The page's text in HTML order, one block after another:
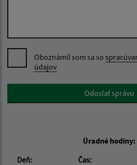
Oboznámil som sa so
údajov
Google reCaptcha ResponseOdoslať správu
Úradné hodiny:
Deň:
Čas: